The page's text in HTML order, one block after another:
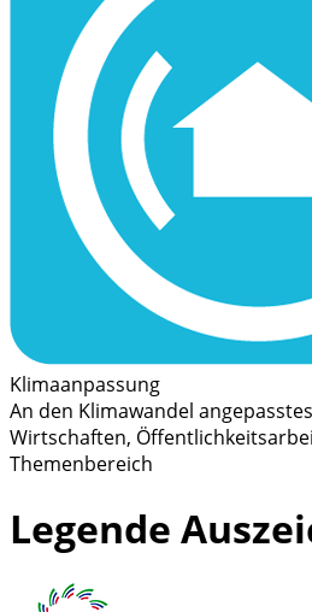
Klimaanpassung
An den Klimawandel
Wirtschaften,
Themenbereich
Legende